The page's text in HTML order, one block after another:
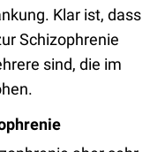
Klar ist, dass
Schizophrenie
sind, die im